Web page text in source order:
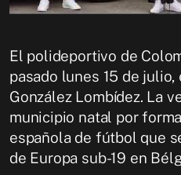
El polideportivo de
pasado lunes 15 de
González Lombídez. La
municipio natal por
española de fútbol que
de Europa sub-19 en